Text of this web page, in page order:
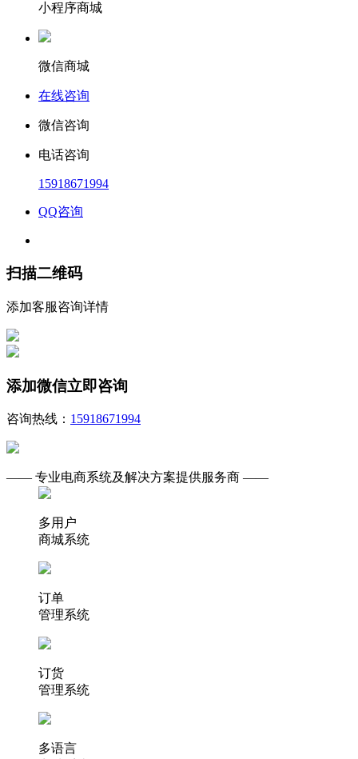
小程序商城
微信商城
在线咨询
微信咨询
电话咨询
15918671994
QQ咨询
扫描二维码
添加客服咨询详情
添加微信立即咨询
咨询热线： 15918671994
—— 专业电商系统及解决方案提供服务商 ——
多用户
商城系统
订单
管理系统
订货
管理系统
多语言